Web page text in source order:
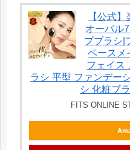
【公式
オーバル
プブラシ|
ベースメ
フェイス
ラシ 平型 ファンデー
シ 化粧ブ
FITS ONLINE